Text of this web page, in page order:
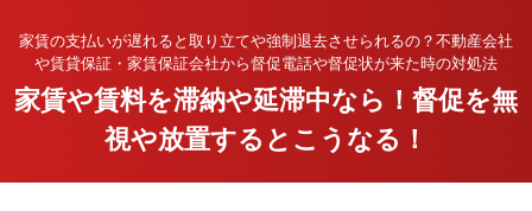
家賃の支払いが遅れると取り立てや強制退去させられるの？不動産会社
や賃貸保証・家賃保証会社から督促電話や督促状が来た時の対処法
家賃や賃料を滞納や延滞中なら！督促を無
視や放置するとこうなる！